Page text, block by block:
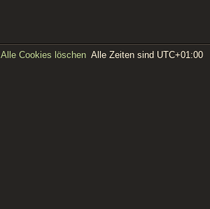
Alle Zeiten sind UTC+01:00
Alle Cookies löschen